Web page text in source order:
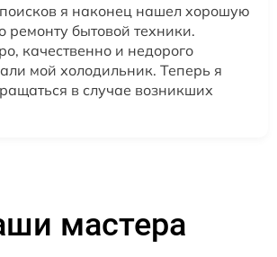
я наконец нашел хорошую
ремонту бытовой техники.
качественно и недорого
мой холодильник. Теперь я
в случае возникших
мастера